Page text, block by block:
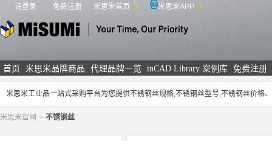
请登录 免费注册 米思米首页 米思米APP
首页 米思米品牌商品 代理品牌一览 inCAD Library 案例库 免费注册
米思米工业品一站式采购平台为您提供不锈钢丝规格,不锈钢丝型号,不锈钢丝价
米思米官网 > 不锈钢丝